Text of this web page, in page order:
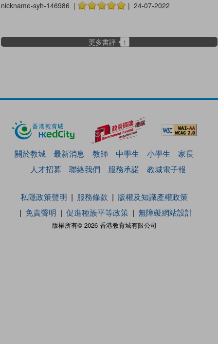
nickname-syh-146986 | | 24-07-2022
更多書評 1
關於教城 最新消息 教師 中學生 小學生
家長
人才招募
聯絡我們 服務承諾 教城電子報
版權所有© 2026 香港教育城有限公司
私隱政策聲明 服務條款
版權及知識產權政策
免責聲明
促進種族平等政策 無障礙網站設計